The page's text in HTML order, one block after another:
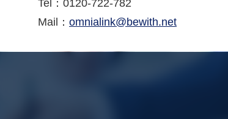
Tel： 0120-722-782
Mail： omnialink@bewith.net